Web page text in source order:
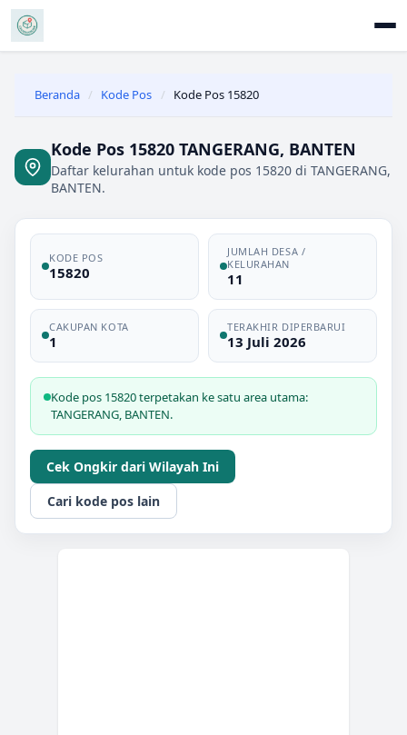
Beranda / Kode Pos / Kode Pos 15820
Kode Pos 15820 TANGERANG, BANTEN
Daftar kelurahan untuk kode pos 15820 di TANGERANG,
BANTEN.
KODE POS
15820
JUMLAH DESA /
KELURAHAN
11
CAKUPAN KOTA
1
TERAKHIR DIPERBARUI
13 Juli 2026
Kode pos 15820 terpetakan ke satu area utama:
TANGERANG, BANTEN.
Cek Ongkir dari Wilayah Ini
Cari kode pos lain